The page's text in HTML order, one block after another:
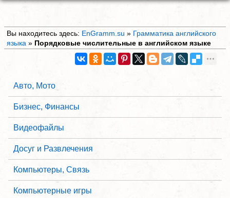
Вы находитесь здесь: EnGramm.su » Грамматика английского
языка » Порядковые числительные в английском языке
Авто, Мото
Бизнес, Финансы
Видеофайлы
Досуг и Развлечения
Компьютеры, Связь
Компьютерные игры